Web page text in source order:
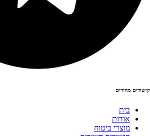
קישורים מהירים
בית
אודות
מוצרי ביטוח